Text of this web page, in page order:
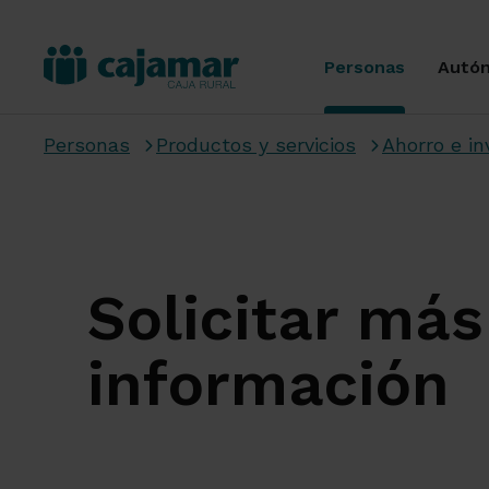
Personas
Personas Productos y servicios Ahorro e
Solicitar más
información